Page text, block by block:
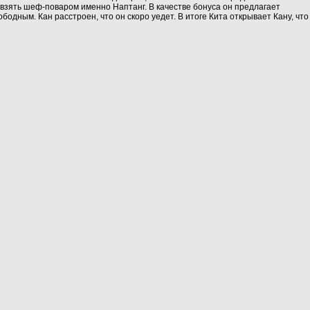
шеф‑поваром именно Наптанг. В качестве бонуса он предлагает
Кан расстроен, что он скоро уедет. В итоге Кита открывает Кану, что